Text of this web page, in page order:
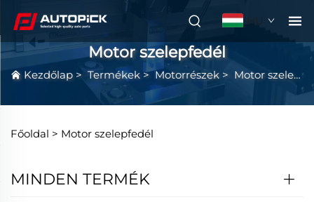
HU
Motor szelepfedél
Kezdőlap > Termékek >Motorrészek > Motor szelepfedél
Főoldal > Motor szelepfedél
MINDEN TERMÉK